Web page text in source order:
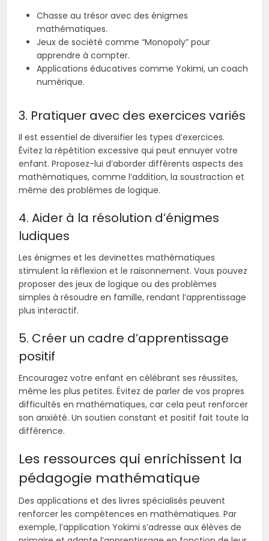
Chasse au trésor avec des énigmes
mathématiques.
Jeux de société comme “Monopoly” pour
apprendre à compter.
Applications éducatives comme Yokimi, un coach
numérique.
3. Pratiquer avec des exercices variés
Il est essentiel de diversifier les types d’exercices.
Évitez la répétition excessive qui peut ennuyer votre
enfant. Proposez-lui d’aborder différents aspects des
mathématiques, comme l’addition, la soustraction et
même des problèmes de logique.
4. Aider à la résolution d’énigmes
ludiques
Les énigmes et les devinettes mathématiques
stimulent la réflexion et le raisonnement. Vous pouvez
proposer des jeux de logique ou des problèmes
simples à résoudre en famille, rendant l’apprentissage
plus interactif.
5. Créer un cadre d’apprentissage
positif
Encouragez votre enfant en célébrant ses réussites,
même les plus petites. Évitez de parler de vos propres
difficultés en mathématiques, car cela peut renforcer
son anxiété. Un soutien constant et positif fait toute la
différence.
Les ressources qui enrichissent la
pédagogie mathématique
Des applications et des livres spécialisés peuvent
renforcer les compétences en mathématiques. Par
exemple, l’application Yokimi s’adresse aux élèves de